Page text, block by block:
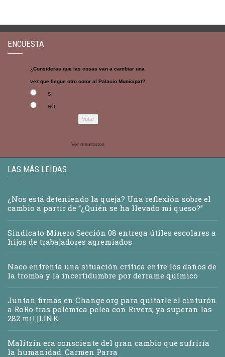
ENCUESTA
¿Consideras que las cosas van a cambiar una
vez que llegue otro color al Palacio Municipal?
SI
NO
Ver resultados
LAS MÁS LEÍDAS
¿Nos está deteniendo la queja? Una reflexión sobre el
cambio a partir de “¿Quién se ha llevado mi queso?”
Sindicato Minero Sección 08 entrega útiles escolares a
hijos de trabajadores agremiados
Naco enfrenta una situación crítica entre los daños de
la tromba y la incertidumbre por derrame químico
Juntan firmas en Change.org para quitarle el cinturón
a RoRo tras polémica pelea con Rivers; ya superan las
282 mil |LINK
Malitzin era consciente del gran cambio que sufriría
la humanidad: Carmen Parra